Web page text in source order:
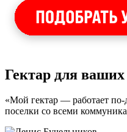
Гектар для
«Мой гектар — работает
поселки со всеми